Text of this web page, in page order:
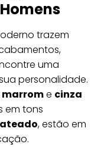
trazem
uma
personalidade.
marrome cinza
em tons
, estão em